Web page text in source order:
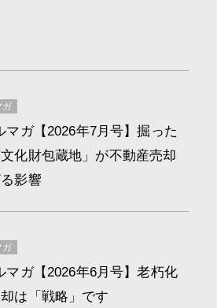
ガ
マガ【2026年7月号】掘った
化財包蔵地」が不動産売却
影響
ガ
マガ【2026年6月号】老朽化
は「戦略」です